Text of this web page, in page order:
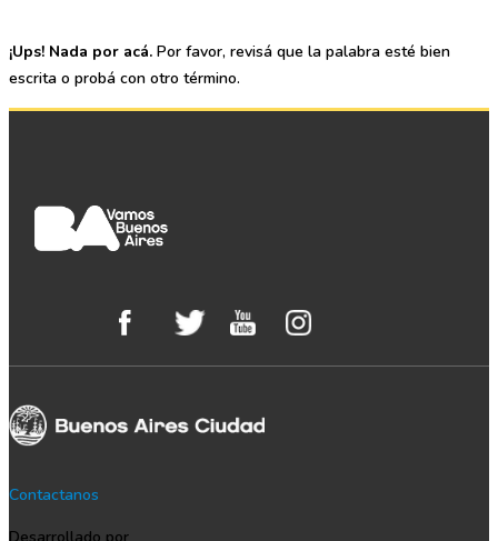
¡Ups! Nada por acá. Por favor, revisá que la palabra esté bien
escrita o probá con otro término.
Contactanos
Desarrollado por